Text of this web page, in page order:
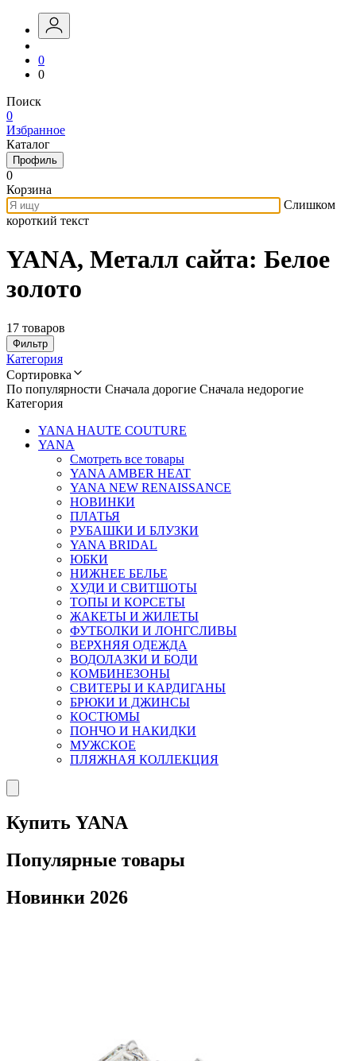
0
0
Поиск
0
Избранное
Каталог
Профиль
0
Корзина
Слишком
короткий текст
YANA, Металл сайта: Белое
золото
17 товаров
Фильтр
Категория
Сортировка
По популярности Сначала дорогие Сначала недорогие
Категория
YANA HAUTE COUTURE
YANA
Смотреть все товары
YANA AMBER HEAT
YANA NEW RENAISSANCE
НОВИНКИ
ПЛАТЬЯ
РУБАШКИ И БЛУЗКИ
YANA BRIDAL
ЮБКИ
НИЖНЕЕ БЕЛЬЕ
ХУДИ И СВИТШОТЫ
ТОПЫ И КОРСЕТЫ
ЖАКЕТЫ И ЖИЛЕТЫ
ФУТБОЛКИ И ЛОНГСЛИВЫ
ВЕРХНЯЯ ОДЕЖДА
ВОДОЛАЗКИ И БОДИ
КОМБИНЕЗОНЫ
СВИТЕРЫ И КАРДИГАНЫ
БРЮКИ И ДЖИНСЫ
КОСТЮМЫ
ПОНЧО И НАКИДКИ
МУЖСКОЕ
ПЛЯЖНАЯ КОЛЛЕКЦИЯ
Купить YANA
Популярные товары
Новинки 2026